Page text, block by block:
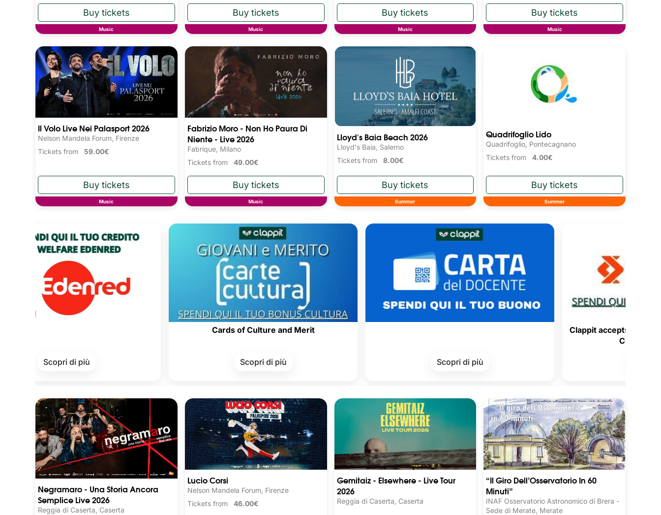
Music Music Music Music
Il Volo Live Nei Palasport 2026
Nelson Mandela Forum, Firenze
Tickets from 59.00€
Music
Fabrizio Moro - Non Ho Paura Di
Niente - Live 2026
Fabrique, Milano
Tickets from 49.00€
Music
Lloyd's Baia Beach 2026
Lloyd's Baia, Salerno
Tickets from 8.00€
Summer
Quadrifoglio Lido
Quadrifoglio, Pontecagnano
Tickets from4.00€
Summer
Negramaro - Una Storia Ancora
Semplice Live 2026
Reggia di Caserta, Caserta
Lucio Corsi
Nelson Mandela Forum, Firenze
Tickets from 46.00€
Gemitaiz - Elsewhere - Live Tour
2026
Reggia di Caserta, Caserta
“Il Giro Dell’Osservatorio In 60
Minuti”
INAF Osservatorio Astronomico di Brera -
Sede di Merate, Merate
Scopri di più
Cards of Culture and Merit
Scopri di più Scopri di più
Clappit accepts Satispay
Corporate Welfare!